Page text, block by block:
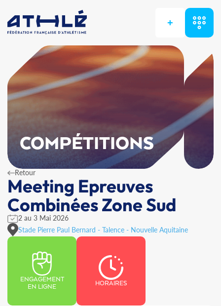
+
COMPÉTITIONS
Retour
Meeting Epreuves
Combinées Zone Sud
2 au 3 Mai 2026
Stade Pierre Paul Bernard - Talence - Nouvelle Aquitaine
ENGAGEMENT
EN LIGNE
HORAIRES